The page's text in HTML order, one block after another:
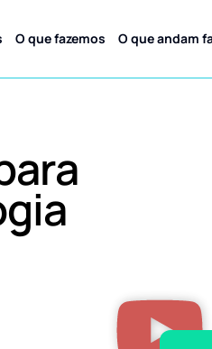
O que fazemos O que andam